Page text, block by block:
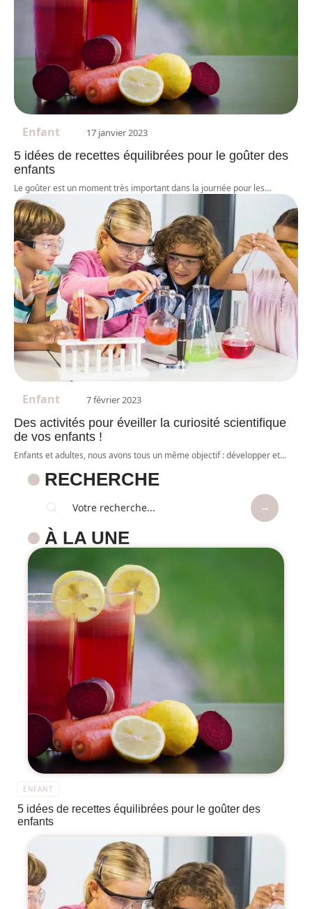
Enfant 17 janvier 2023
5 idées de recettes équilibrées pour le goûter des
enfants
Le goûter est un moment très important dans la journée pour les…
Enfant 7 février 2023
Des activités pour éveiller la curiosité scientifique
de vos enfants !
Enfants et adultes, nous avons tous un même objectif : développer et…
RECHERCHE
À LA UNE
ENFANT
5 idées de recettes équilibrées pour le goûter des
enfants